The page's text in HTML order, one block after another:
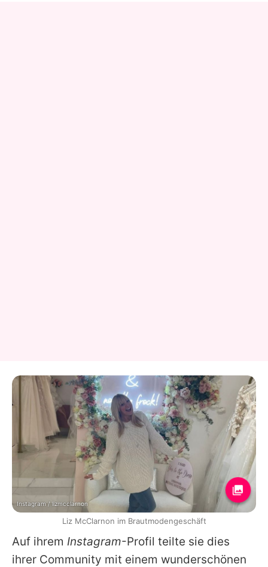
Auf ihrem Instagram-Profil teilte sie dies
ihrer Community mit einem wunderschönen
Instagram / lizmcclarnon
Liz McClarnon im Brautmodengeschäft